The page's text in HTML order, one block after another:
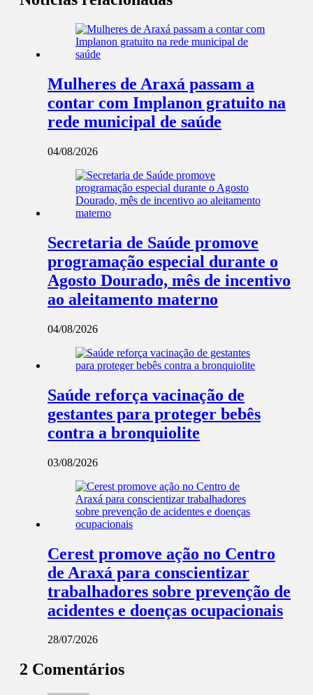
Mulheres de Araxá passam a
contar com Implanon gratuito na
rede municipal de saúde
04/08/2026
Secretaria de Saúde promove
programação especial durante o
Agosto Dourado, mês de incentivo
ao aleitamento materno
04/08/2026
Saúde reforça vacinação de
gestantes para proteger bebês
contra a bronquiolite
03/08/2026
Cerest promove ação no Centro
de Araxá para conscientizar
trabalhadores sobre prevenção de
acidentes e doenças ocupacionais
28/07/2026
2 Comentários